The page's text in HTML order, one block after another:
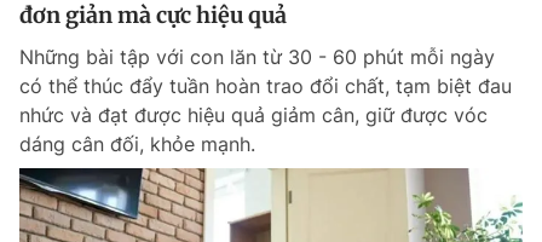
đơn giản mà cực hiệu quả
Những bài tập với con lăn từ 30 - 60 phút mỗi ngày
có thể thúc đẩy tuần hoàn trao đổi chất, tạm biệt đau
nhức và đạt được hiệu quả giảm cân, giữ được vóc
dáng cân đối, khỏe mạnh.